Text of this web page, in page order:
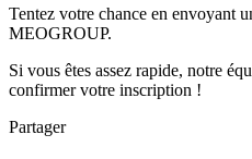
Tentez votre chance en envoyant
MEOGROUP.
Si vous êtes assez rapide, notre
confirmer votre inscription !
Partager